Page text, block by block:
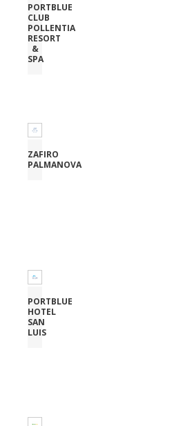
PORTBLUE
CLUB
POLLENTIA
RESORT
&
SPA
ZAFIRO
PALMANOVA
PORTBLUE
HOTEL
SAN
LUIS